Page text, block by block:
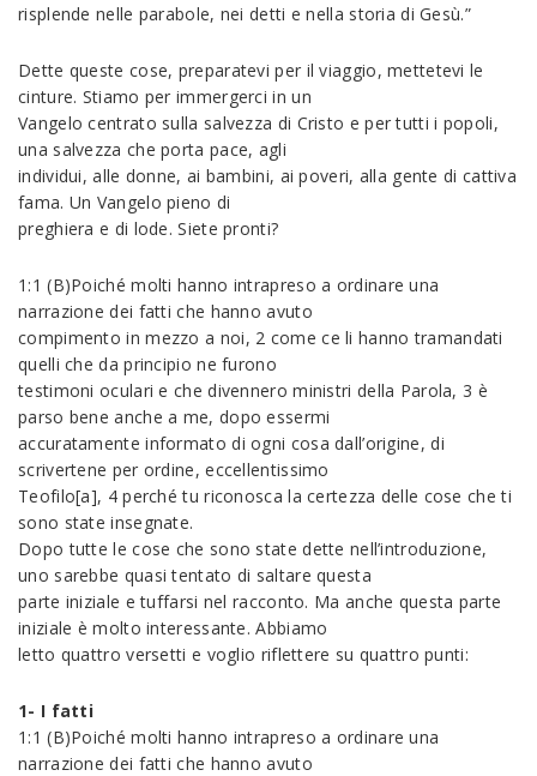
risplende nelle parabole, nei detti e nella storia di Gesù.”
Dette queste cose, preparatevi per il viaggio, mettetevi le
cinture. Stiamo per immergerci in un
Vangelo centrato sulla salvezza di Cristo e per tutti i popoli,
una salvezza che porta pace, agli
individui, alle donne, ai bambini, ai poveri, alla gente di cattiva
fama. Un Vangelo pieno di
preghiera e di lode. Siete pronti?
1:1 (B)Poiché molti hanno intrapreso a ordinare una
narrazione dei fatti che hanno avuto
compimento in mezzo a noi, 2 come ce li hanno tramandati
quelli che da principio ne furono
testimoni oculari e che divennero ministri della Parola, 3 è
parso bene anche a me, dopo essermi
accuratamente informato di ogni cosa dall’origine, di
scrivertene per ordine, eccellentissimo
Teofilo[a], 4 perché tu riconosca la certezza delle cose che ti
sono state insegnate.
Dopo tutte le cose che sono state dette nell’introduzione,
uno sarebbe quasi tentato di saltare questa
parte iniziale e tuffarsi nel racconto. Ma anche questa parte
iniziale è molto interessante. Abbiamo
letto quattro versetti e voglio riflettere su quattro punti:
1- I fatti
1:1 (B)Poiché molti hanno intrapreso a ordinare una
narrazione dei fatti che hanno avuto